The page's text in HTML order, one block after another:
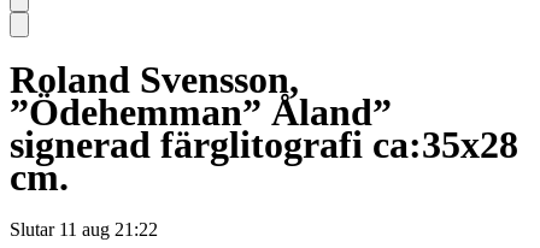
Roland Svensson,
”Ödehemman” Åland”
signerad färglitografi ca:35x28
cm.
Slutar 11 aug 21:22